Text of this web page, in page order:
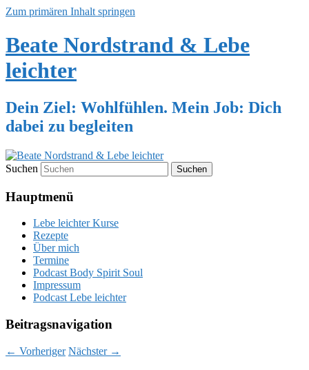
Zum primären Inhalt springen
Beate Nordstrand & Lebe
leichter
Dein Ziel: Wohlfühlen. Mein Job: Dich
dabei zu begleiten
Suchen
Hauptmenü
Lebe leichter Kurse
Rezepte
Über mich
Termine
Podcast Body Spirit Soul
Impressum
Podcast Lebe leichter
Beitragsnavigation
← Vorheriger Nächster →